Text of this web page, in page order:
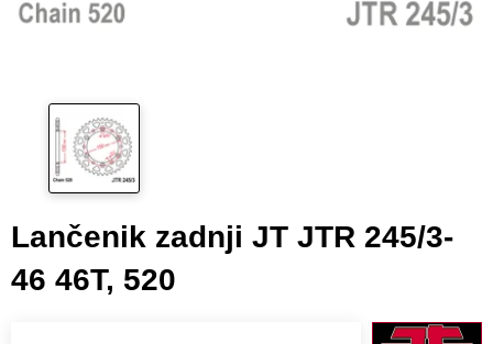
Lančenik zadnji JT JTR 245/3-
46 46T, 520